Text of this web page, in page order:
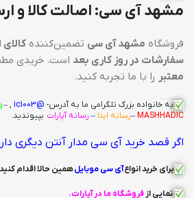
مشهد آی سی: اصالت کالا و
فروشگاه مشهد آی سی تضمین‌کننده کالای
سفارشات در روز کاری بعد است. خریدی
معتبر را با ما تجربه کنید.
به خانواده بزرگ تلگرامی ما به آدرس- @ic1003
, –
MASHHADIC
–رسانه ایتا – رسانه آپارات بپیوندید.
اگر قصد خرید آی سی مدار آنتن دیگری
برای خرید انواعآی سیموبایلهمین حالا اقدام کنید
نمایی از فروشگاه ما در آپارات.